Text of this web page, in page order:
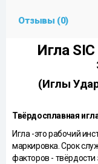
Отзывы (0)
Игла
(Иглы
Твёрдосплавная
Игла -это рабочий
маркировка. Срок
факторов - твёрдости